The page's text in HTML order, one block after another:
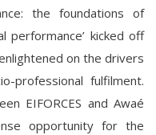
the foundations of
performance’ kicked off
on the drivers
professional fulfilment.
EIFORCES and Awaé
opportunity for the